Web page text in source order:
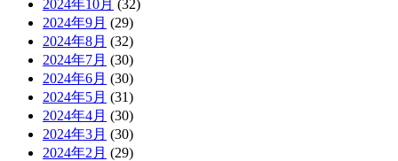
2024年10月 (32)
2024年9月 (29)
2024年8月 (32)
2024年7月 (30)
2024年6月 (30)
2024年5月 (31)
2024年4月 (30)
2024年3月 (30)
2024年2月 (29)